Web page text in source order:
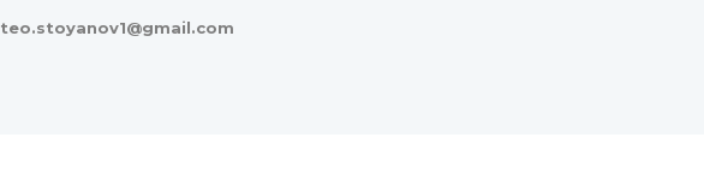
teo.stoyanov1@gmail.com